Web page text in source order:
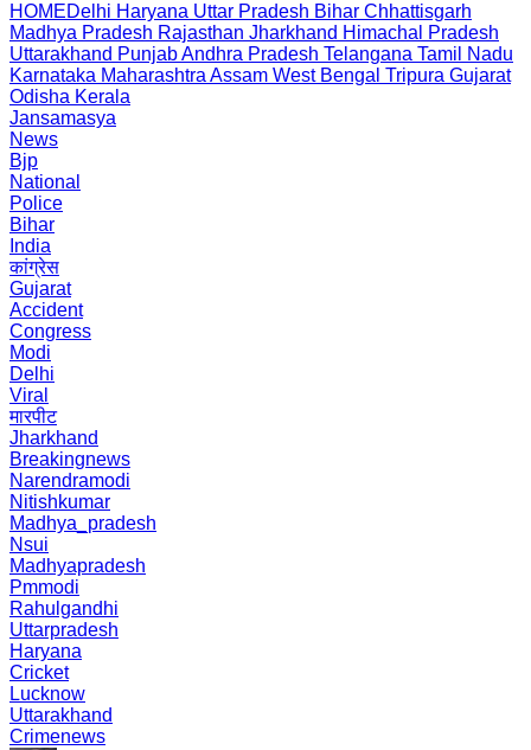
HOMEDelhi Haryana Uttar Pradesh Bihar Chhattisgarh
Madhya Pradesh Rajasthan Jharkhand Himachal Pradesh
Uttarakhand PunjabAndhra Pradesh Telangana Tamil Nadu
Karnataka Maharashtra Assam West Bengal Tripura Gujarat
Odisha Kerala
Jansamasya
News
Bjp
National
Police
Bihar
India
कांग्रेस
Gujarat
Accident
Congress
Modi
Delhi
Viral
मारपीट
Jharkhand
Breakingnews
Narendramodi
Nitishkumar
Madhya_pradesh
Nsui
Madhyapradesh
Pmmodi
Rahulgandhi
Uttarpradesh
Haryana
Cricket
Lucknow
Uttarakhand
Crimenews